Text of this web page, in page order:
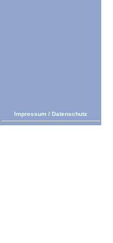
Impressum / Datenschutz